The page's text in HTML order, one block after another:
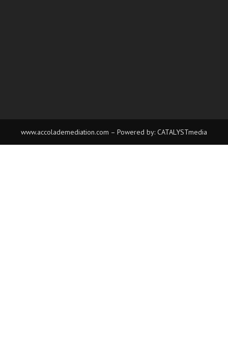
www.accolademediation.com – Powered by: CATALYSTmedia